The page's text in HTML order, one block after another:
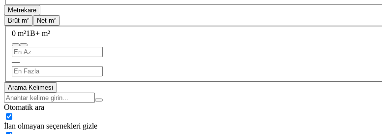
Metrekare
Brüt m²
Net m²
0 m²1B+ m²
—
Arama Kelimesi
Otomatik ara
İlan olmayan seçenekleri gizle